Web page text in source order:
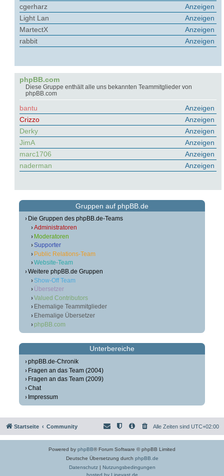
Anzeigen
cgerharz
Anzeigen
Light Lan
Anzeigen
MartectX
Anzeigen
rabbit
phpBB.com
Diese Gruppe enthält alle uns bekannten Teammitglieder von
phpBB.com
Anzeigen
bantu
Anzeigen
Crizzo
Anzeigen
Derky
Anzeigen
JimA
Anzeigen
marc1706
Anzeigen
naderman
Gruppen auf phpBB.de
Die Gruppen des phpBB.de-Teams
Administratoren
Moderatoren
Supporter
Public Relations-Team
Website-Team
Weitere phpBB.de Gruppen
Show-Off Team
Übersetzer
Valued Contributors
Ehemalige Teammitglieder
Ehemalige Übersetzer
phpBB.com
Unterbereiche
phpBB.de-Chronik
Fragen an das Team (2004)
Fragen an das Team (2009)
Chat
Impressum
Startseite Community Alle Zeiten sind UTC+02:00
Powered by phpBB® Forum Software © phpBB Limited
Deutsche Übersetzung durch phpBB.de
Datenschutz| Nutzungsbedingungen
hosted by Linevast.de